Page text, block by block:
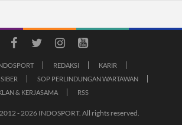
REDAKSI
KARIR
SOP PERLINDUNGAN WARTAWAN
& KERJASAMA
RSS
- 2026 INDOSPORT. All rights reserved.